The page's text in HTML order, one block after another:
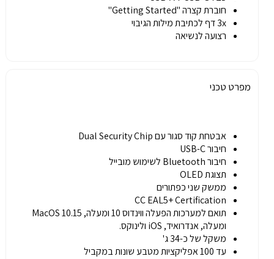
חוברת קצרה "Getting Started"
3x דף לכתיבת מילות הגיבוי
רצועה לנשיאה
מפרט טכני
אבטחת קוד סגור עם Dual Security Chip
חיבור USB-C
חיבור Bluetooth לשימוש מובייל
תצוגת OLED
ממשק שני כפתורים
CC EAL5+ Certification
תואם למערכות הפעלה ווינדוס 10 ומעלה, MacOS 10.15
ומעלה, אנדרואיד, iOS ולינוקס.
משקל של כ-34 ג'
עד 100 אפליקציות מטבע שונות במקביל